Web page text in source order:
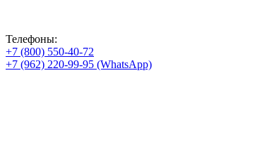
Телефоны:
+7 (800) 550-40-72
+7 (962) 220-99-95 (WhatsApp)